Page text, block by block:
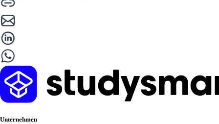
Unternehmen